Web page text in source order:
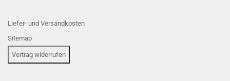
Liefer- und Versandkosten
Sitemap
Vertrag widerrufen